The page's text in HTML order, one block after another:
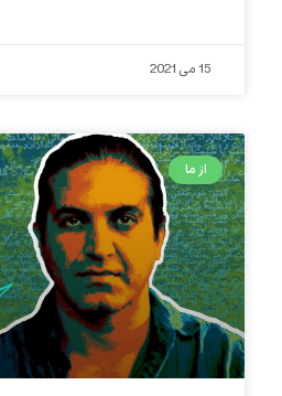
15 می 2021
از ما